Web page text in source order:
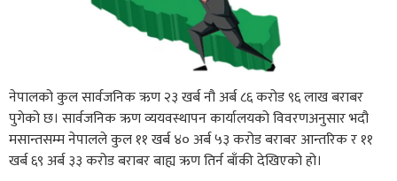
नेपालको कुल सार्वजनिक ऋण २३ खर्ब नौ अर्ब ८६ करोड ९६ लाख बराबर
पुगेको छ। सार्वजनिक ऋण व्ययवस्थापन कार्यालयको विवरणअनुसार भदौ
मसान्तसम्म नेपालले कुल ११ खर्ब ४० अर्ब ५३ करोड बराबर आन्तरिक र ११
खर्ब ६९ अर्ब ३३ करोड बराबर बाह्य ऋण तिर्न बाँकी देखिएको हो।